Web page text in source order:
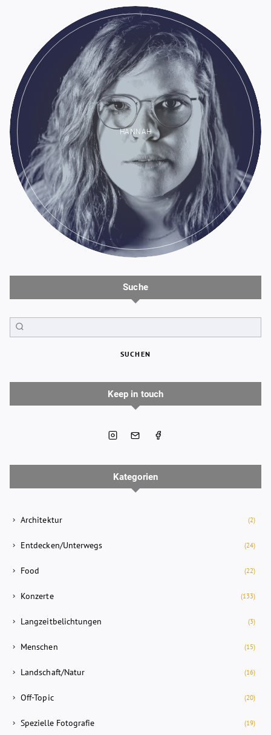
HANNAH
Suche
SUCHEN
Keep in touch
Kategorien
Architektur (2)
Entdecken/Unterwegs (24)
Food (22)
Konzerte (133)
Langzeitbelichtungen (3)
Menschen (15)
Landschaft/Natur (16)
Off-Topic (20)
Spezielle Fotografie (19)